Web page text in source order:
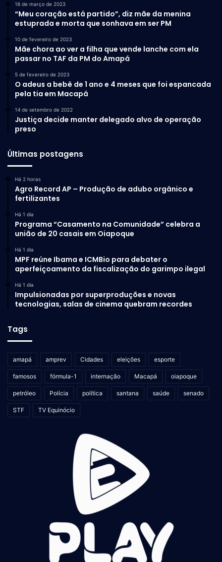
16 de março de 2023
“Meu coração está partido”, diz mãe da menina
estuprada e morta que sonhava em ser PM
10 de fevereiro de 2023
Mãe chora ao ver a filha que vende lanche com ela
passar no TAF da PM do Amapá
5 de fevereiro de 2023
O adeus a bebê de 1 ano e 4 meses que foi espancada
pela tia em Macapá
14 de setembro de 2022
Justiça decide manter delegado alvo de operação
preso
Últimas postagens
Há 2 horas
Agro Record AP – Produção de adubo orgânico e
fertilizantes
Há 1 dia
Programa “Casamento na Comunidade” celebra a
união de 20 casais em Oiapoque
Há 1 dia
MPF reúne Ibama e ICMBio para debater o
aperfeiçoamento da fiscalização do garimpo ilegal
Há 1 dia
Impulsionadas por superproduções e novas
tecnologias, salas de cinema quebram recordes
Tags
amapá amprev Cidades eleições esporte
famosos fórmula-1 internação Macapá oiapoque
petróleo Polícia política santana saúde senado
STF TV Equinócio